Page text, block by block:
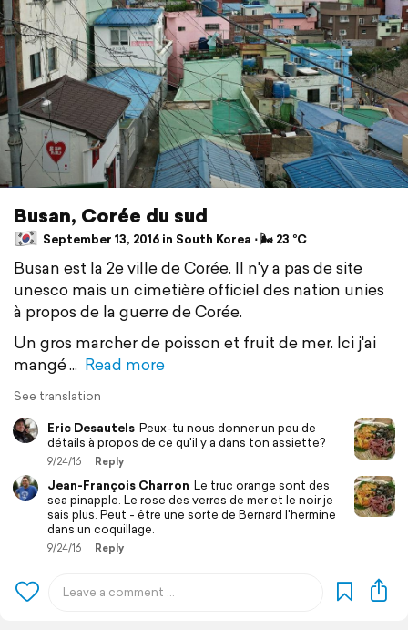
Busan, Corée du sud
September 13, 2016 in South Korea ⋅ 🌬 23 °C
Busan est la 2e ville de Corée. Il n'y a pas de site
unesco mais un cimetière officiel des nation unies
à propos de la guerre de Corée.
Un gros marcher de poisson et fruit de mer. Ici j'ai
mangé
Read more
See translation
Eric Desautels Peux-tu nous donner un peu de
détails à propos de ce qu'il y a dans ton assiette?
9/24/16 Reply
Jean-François Charron Le truc orange sont des
sea pinapple. Le rose des verres de mer et le noir je
sais plus. Peut - être une sorte de Bernard l'hermine
dans un coquillage.
9/24/16 Reply